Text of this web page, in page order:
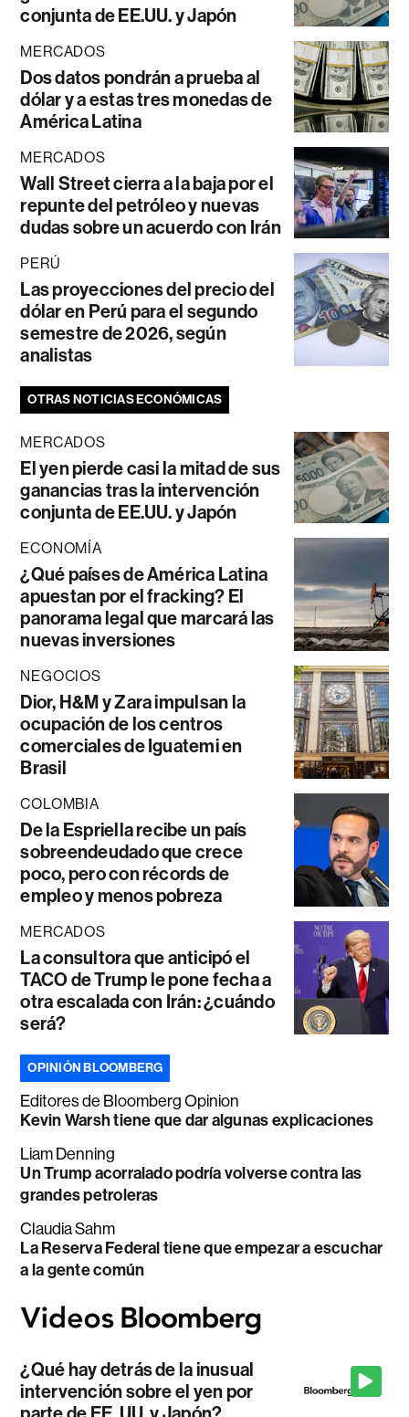
conjunta de EE.UU. y Japón
MERCADOS
Dos datos pondrán a prueba al
dólar y a estas tres monedas de
América Latina
MERCADOS
Wall Street cierra a la baja por el
repunte del petróleo y nuevas
dudas sobre un acuerdo con Irán
PERÚ
Las proyecciones del precio del
dólar en Perú para el segundo
semestre de 2026, según
analistas
OTRAS NOTICIAS ECONÓMICAS
MERCADOS
El yen pierde casi la mitad de sus
ganancias tras la intervención
conjunta de EE.UU. y Japón
ECONOMÍA
¿Qué países de América Latina
apuestan por el fracking? El
panorama legal que marcará las
nuevas inversiones
NEGOCIOS
Dior, H&M y Zara impulsan la
ocupación de los centros
comerciales de Iguatemi en
Brasil
COLOMBIA
De la Espriella recibe un país
sobreendeudado que crece
poco, pero con récords de
empleo y menos pobreza
MERCADOS
La consultora que anticipó el
TACO de Trump le pone fecha a
otra escalada con Irán: ¿cuándo
será?
OPINIÓN BLOOMBERG
Editores de Bloomberg Opinion
Kevin Warsh tiene que dar algunas explicaciones
Liam Denning
Un Trump acorralado podría volverse contra las
grandes petroleras
Claudia Sahm
La Reserva Federal tiene que empezar a escuchar
a la gente común
¿Qué hay detrás de la inusual
intervención sobre el yen por